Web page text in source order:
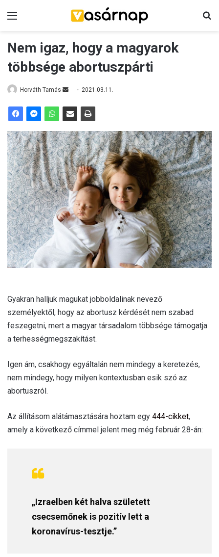
Nem igaz, hogy a magyarok
többsége abortuszpárti
Horváth Tamás
n
a
n
e
m
a
i
l
2021.03.11.
Gyakran halljuk magukat jobboldalinak nevező
személyektől, hogy az abortusz kérdését nem szabad
feszegetni, mert a magyar társadalom többsége támogatja
a terhességmegszakítást.
Igen ám, csakhogy egyáltalán nem mindegy a keretezés,
nem mindegy, hogy milyen kontextusban esik szó az
abortuszról.
Az állításom alátámasztására hoztam egy 444-cikket,
amely a következő címmel jelent meg még február 28-án:
„Izraelben két halva született
csecsemőnek is pozitív lett a
koronavírus-tesztje.”